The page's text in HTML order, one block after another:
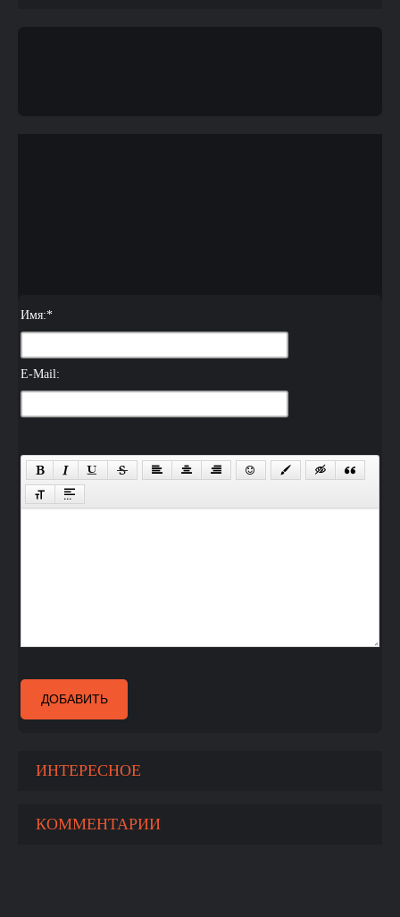
Имя:*
E-Mail:
ДОБАВИТЬ
ИНТЕРЕСНОЕ
КОММЕНТАРИИ